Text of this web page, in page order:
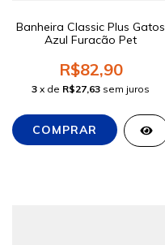
Banheira Classic Plus Gatos
Azul Furacão Pet
R$82,90
3 x de R$27,63 sem juros